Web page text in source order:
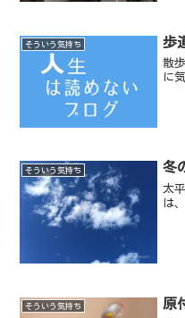
そういう気持ち 歩
散
に
そういう気持ち 冬
太
は
そういう気持ち 原